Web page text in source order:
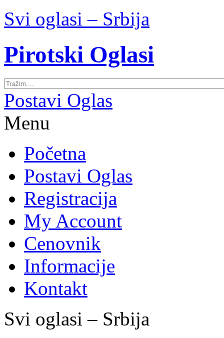
Svi oglasi – Srbija
Pirotski Oglasi
Postavi Oglas
Menu
Početna
Postavi Oglas
Registracija
My Account
Cenovnik
Informacije
Kontakt
Svi oglasi – Srbija